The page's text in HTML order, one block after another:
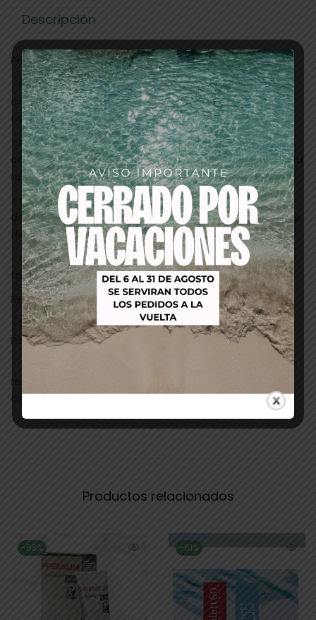
Descripción
Principios activos:
> Nanomoléculas de Hidrobetaína: Hidrata tanto el
córtex como la cutícula. Protege el cuero cabelludo,
evita picores e irritaciones. De origen natural.
> Nanomoléculas de proteínas de soja: Aporta al
cabello los elementos nutritivos indispensables para su
renovación. Proteína vegetal.
> Micromoléculas de lípidos: Sellan las distintas capas
de la cutícula y las unen al córtex. Reparan la superficie
del cabello.
> Cristales líquidos: Transportan los colorantes y
facilitan su fijación en el cabello.
Recomendación de uso:
> Mezclar: 1+1 1/2. 50 ml de color + 75 ml de Creme
Peroxide. puede ser de 10v,20v,30v,40v.
> Tiempo de exposición: 30 min. + 10 min. para cabellos
resistentes sin calor, con calor 15 minutos + 5 en
cabellos resistentes.
Productos relacionados
-53% -61%